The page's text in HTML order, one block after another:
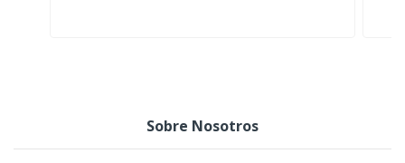
Sobre Nosotros